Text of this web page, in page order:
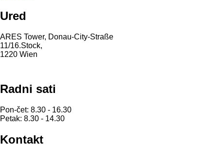
Ured
ARES Tower, Donau-City-Straße
11/16.Stock,
1220 Wien
Radni sati
Pon-čet: 8.30 - 16.30
Petak: 8.30 - 14.30
Kontakt